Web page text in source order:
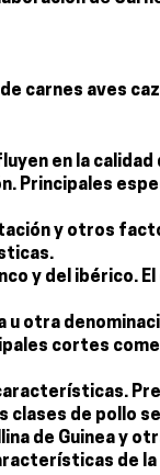
carnes aves
en la calidad
Principales
y otros
y del ibérico.
u otra
cortes
clases de pollo
de Guinea y
de la